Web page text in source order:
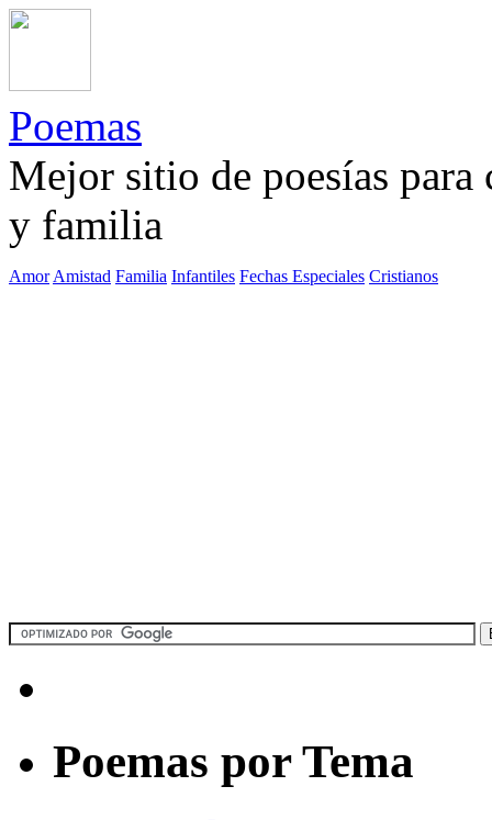
Poemas
Mejor sitio de poesías
y familia
Amor Amistad Familia Infantiles Fechas Especiales Cristianos
Poemas por Tema